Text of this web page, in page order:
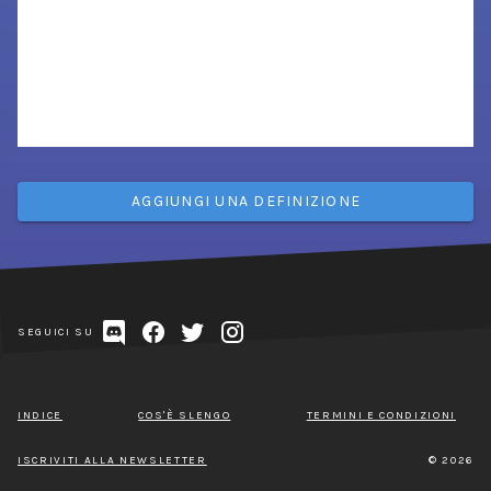
AGGIUNGI UNA DEFINIZIONE
SEGUICI SU
INDICE COS'È SLENGO TERMINI E CONDIZIONI
ISCRIVITI ALLA NEWSLETTER © 2026